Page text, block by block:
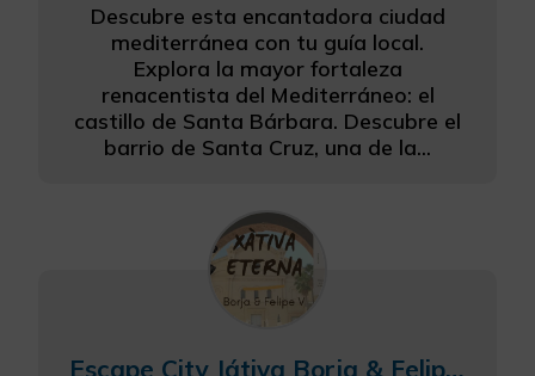
Descubre esta encantadora ciudad
mediterránea con tu guía local.
Explora la mayor fortaleza
renacentista del Mediterráneo: el
castillo de Santa Bárbara. Descubre el
barrio de Santa Cruz, una de la...
Escape City Játiva Borja & Felipe V excursión escolar